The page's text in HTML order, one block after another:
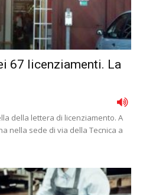
67 licenziamenti. La
della lettera di licenziamento. A
nella sede di via della Tecnica a